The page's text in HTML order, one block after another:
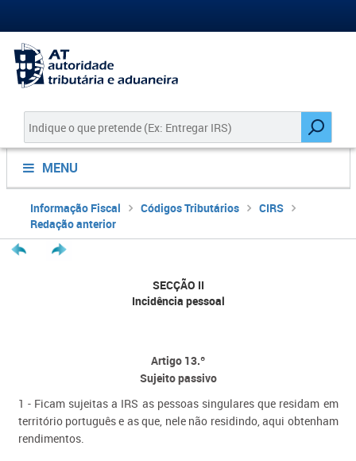
MENU
Informação Fiscal Códigos Tributários
CIRS
Redação anterior
SECÇÃO II
Incidência pessoal
Artigo 13.º
Sujeito passivo
1 - Ficam sujeitas a IRS as pessoas singulares que residam em
território português e as que, nele não residindo, aqui obtenham
rendimentos.